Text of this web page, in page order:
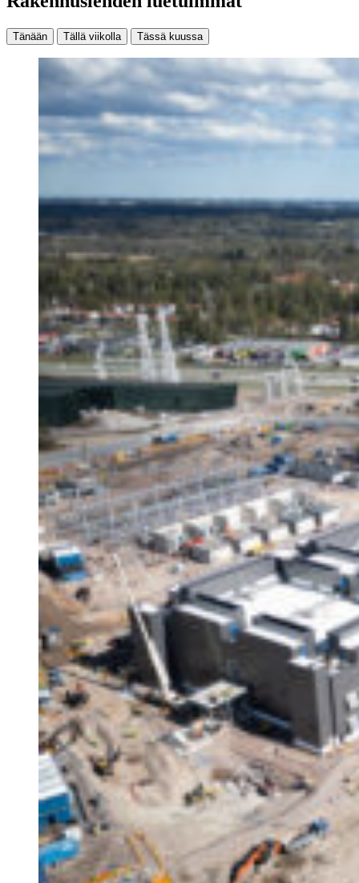
Tänään Tällä viikolla Tässä kuussa